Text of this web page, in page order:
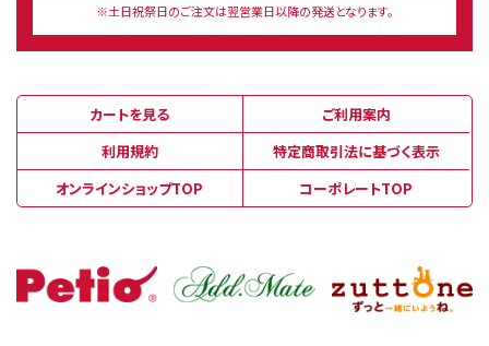
※土日祝祭日のご注文は翌営業日以降の発送となります。
カートを見る
ご利用案内
利用規約
特定商取引法に基づく表示
オンラインショップTOP
コーポレートTOP